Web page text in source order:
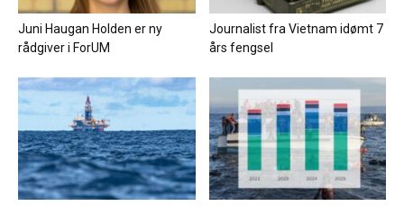
Juni Haugan Holden er ny
rådgiver i ForUM
Journalist fra Vietnam idømt 7
års fengsel